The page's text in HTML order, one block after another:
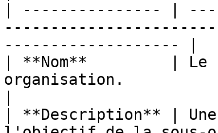
| --------------- |
------------------- |
| **Nom**         | Le
organisation.
| **Description** |